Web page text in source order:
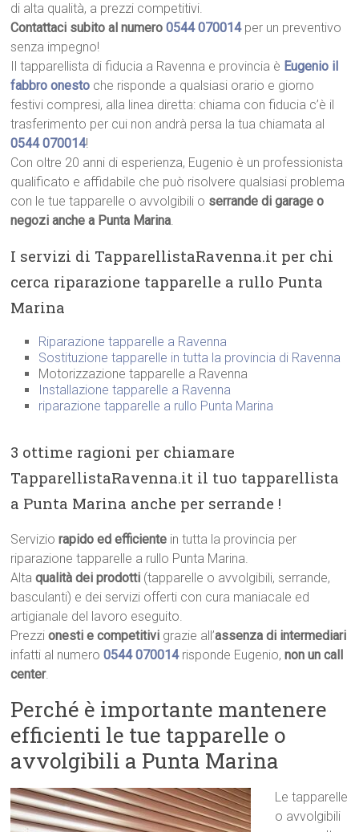
di alta qualità, a prezzi competitivi.
Contattaci subito al numero0544 070014per un preventivo
senza impegno!
Il tapparellista di fiducia a Ravenna e provincia è Eugenio il
fabbro onesto che risponde a qualsiasi orario e giorno
festivi compresi, alla linea diretta: chiama con fiducia c’è il
trasferimento per cui non andrà persa la tua chiamata al
0544 070014!
Con oltre 20 anni di esperienza, Eugenio è un professionista
qualificato e affidabile che può risolvere qualsiasi problema
con le tue tapparelle o avvolgibili o serrande di garage o
negozi anche a Punta Marina.
I servizi di TapparellistaRavenna.it per chi
cerca riparazione tapparelle a rullo Punta
Marina
Riparazione tapparelle a Ravenna
Sostituzione tapparelle in tutta la provincia di Ravenna
Motorizzazione tapparelle a Ravenna
Installazione tapparelle a Ravenna
riparazione tapparelle a rullo Punta Marina
3 ottime ragioni per chiamare
TapparellistaRavenna.it il tuo tapparellista
a Punta Marina anche per serrande !
Serviziorapido ed efficiente in tutta la provincia per
riparazione tapparelle a rullo Punta Marina.
Altaqualità dei prodotti (tapparelle o avvolgibili, serrande,
basculanti) e dei servizi offerti con cura maniacale ed
artigianale del lavoro eseguito.
Prezzionesti e competitivi grazie all’assenza di intermediari
infatti al numero0544 070014 risponde Eugenio,non un call
center.
Perché è importante mantenere
efficienti le tue tapparelle o
avvolgibili a Punta Marina
Le tapparelle
o avvolgibili